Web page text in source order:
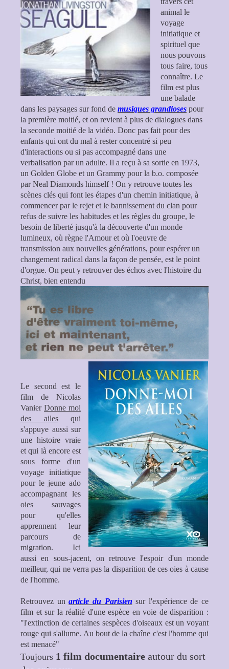
animal le
voyage
initiatique et
spirituel que
nous pouvons
tous faire, tous
connaître. Le
film est plus
une balade
dans les paysages sur fond demusiques grandioses pour
la première moitié, et on revient à plus de dialogues dans
la seconde moitié de la vidéo. Donc pas fait pour des
enfants qui ont du mal à rester concentré si peu
d'interactions ou si pas accompagné dans une
verbalisation par un adulte. Il a reçu à sa sortie en 1973,
un Golden Globe et un Grammy pour la b.o. composée
par Neal Diamonds himself ! On y retrouve toutes les
scènes clés qui font les étapes d'un chemin initiatique, à
commencer par le rejet et le bannissement du clan pour
refus de suivre les habitudes et les règles du groupe, le
besoin de liberté jusqu'à la découverte d'un monde
lumineux, où règne l'Amour et où l'oeuvre de
transmission aux nouvelles générations, pour espérer un
changement radical dans la façon de pensée, est le point
d'orgue. On peut y retrouver des échos avec l'histoire du
Christ, bien entendu
Le second est le
film de Nicolas
Vanier Donne moi
des ailesqui
s'appuye aussi sur
une histoire vraie
et qui là encore est
sous forme d'un
voyage initiatique
pour le jeune ado
accompagnant les
oies sauvages
pour qu'elles
apprennent leur
parcours de
migration. Ici
aussi en sous-jacent, on retrouve l'espoir d'un monde
meilleur, qui ne verra pas la disparition de ces oies à cause
de l'homme.
Retrouvez unarticle du Parisien sur l'expérience de ce
film et sur la réalité d'une espèce en voie de disparition :
"l'extinction de certaines sespèces d'oiseaux est un voyant
rouge qui s'allume. Au bout de la chaîne c'est l'homme qui
est menacé"
Toujours 1 film documentaire autour du sort